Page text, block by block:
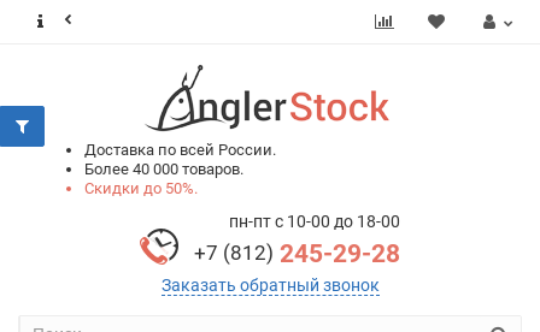
Доставка по всей России.
Более 40 000 товаров.
Скидки до 50%.
пн-пт с 10-00 до 18-00
+7 (812) 245-29-28
Заказать обратный звонок